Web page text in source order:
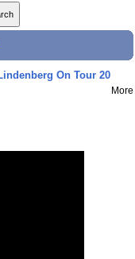
On Tour 20
More